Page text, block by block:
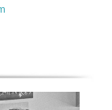
Marie